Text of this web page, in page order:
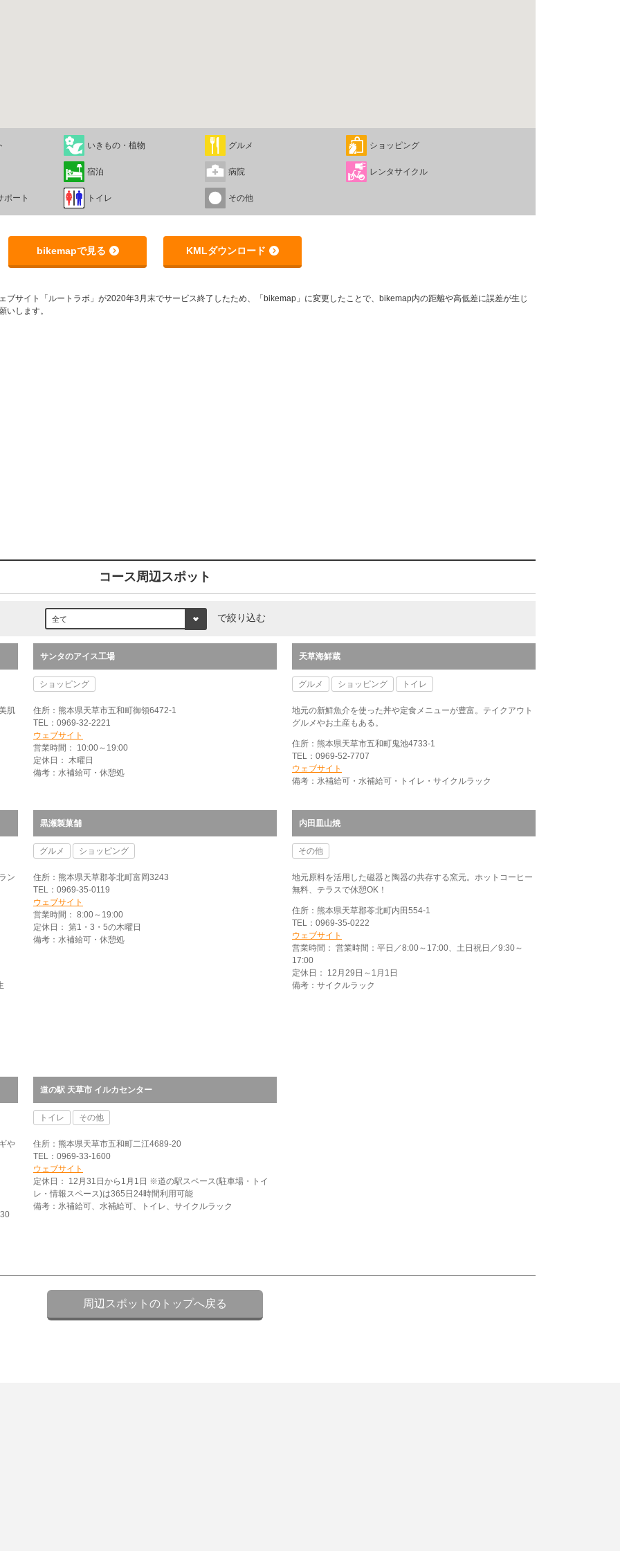
いきもの・植物 グルメ ショッピング
宿泊 病院 レンタサイクル
ポート トイレ その他
bikemapで見る KMLダウンロード
サイト「ルートラボ」が2020年3月末でサービス終了したため、「bikemap」に変更したことで、bikemap内の距離や高低差に誤差が生じ
いします。
コース周辺スポット
で絞り込む
肌
サンタのアイス工場
ショッピング
住所：熊本県天草市五和町御領6472-1
TEL：0969-32-2221
ウェブサイト
営業時間： 10:00～19:00
定休日： 木曜日
備考：水補給可・休憩処
天草海鮮蔵
グルメ ショッピング トイレ
地元の新鮮魚介を使った丼や定食メニューが豊富。テイクアウト
グルメやお土産もある。
住所：熊本県天草市五和町鬼池4733-1
TEL：0969-52-7707
ウェブサイト
備考：氷補給可・水補給可・トイレ・サイクルラック
ン
黒瀬製菓舗
グルメ ショッピング
住所：熊本県天草郡苓北町富岡3243
TEL：0969-35-0119
ウェブサイト
営業時間： 8:00～19:00
定休日： 第1・3・5の木曜日
備考：水補給可・休憩処
内田皿山焼
その他
地元原料を活用した磁器と陶器の共存する窯元。ホットコーヒー
無料、テラスで休憩OK！
住所：熊本県天草郡苓北町内田554-1
TEL：0969-35-0222
ウェブサイト
営業時間： 営業時間：平日／8:00～17:00、土日祝日／9:30～
17:00
定休日： 12月29日～1月1日
備考：サイクルラック
や
道の駅 天草市 イルカセンター
トイレ その他
住所：熊本県天草市五和町二江4689-20
TEL：0969-33-1600
ウェブサイト
定休日： 12月31日から1月1日 ※道の駅スペース(駐車場・トイ
レ・情報スペース)は365日24時間利用可能
備考：氷補給可、水補給可、トイレ、サイクルラック
周辺スポットのトップへ戻る